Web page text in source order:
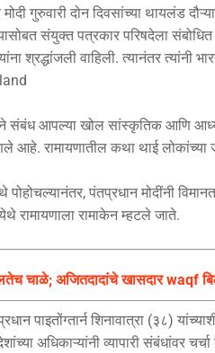
गुरुवारी दोन दिवसांच्या थायलंड
संयुक्त पत्रकार परिषदेला
श्रद्धांजली वाहिली. त्यानंतर त्यांनी
आपल्या खोल सांस्कृतिक आणि
आहे. रामायणातील कथा थाई लोकांच्या
पंतप्रधान मोदींनी
रामायणाला रामाकेन म्हटले जाते.
चाळे; अजितदादांचे खासदार waqf
पाइतोंग्तार्न शिनावात्रा (३८)
अधिकाऱ्यांनी व्यापारी संबंधांवर